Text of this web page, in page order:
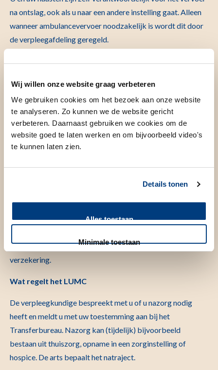
Wij willen onze website graag verbeteren
We gebruiken cookies om het bezoek aan onze website
te analyseren. Zo kunnen we de website gericht
verbeteren. Daarnaast gebruiken we cookies om de
website goed te laten werken en om bijvoorbeeld video's
te kunnen laten zien.
Details tonen
Alles toestaan
Minimale toestaan
na ontslag, ook als u naar een andere instelling gaat. Alleen
wanneer ambulancevervoer noodzakelijk is wordt dit door
de verpleegafdeling geregeld.
ziekenhuis. Diegene die u komt ophalen moet de auto
parkeren in de parkeergarage. Voor de ingang van het
LUMC zijn wel stopstroken (max. 10 min) zodat u als
patiënt voor de ingang van het LUMC kunt instappen.
Indien nodig kan een gele rolstoel worden meegenomen
zorgverzekeraar. U dient ook zelf een rolstoel te huren/mee
te (laten) brengen waarin u vervoerd kunt worden. Houd u er
moet betalen en het pas daarna kan indienen bij uw
verzekering.
Wat regelt het LUMC
De verpleegkundige bespreekt met u of u nazorg nodig
heeft en meldt u met uw toestemming aan bij het
Transferbureau. Nazorg kan (tijdelijk) bijvoorbeeld
bestaan uit thuiszorg, opname in een zorginstelling of
hospice. De arts bepaalt het natraject.